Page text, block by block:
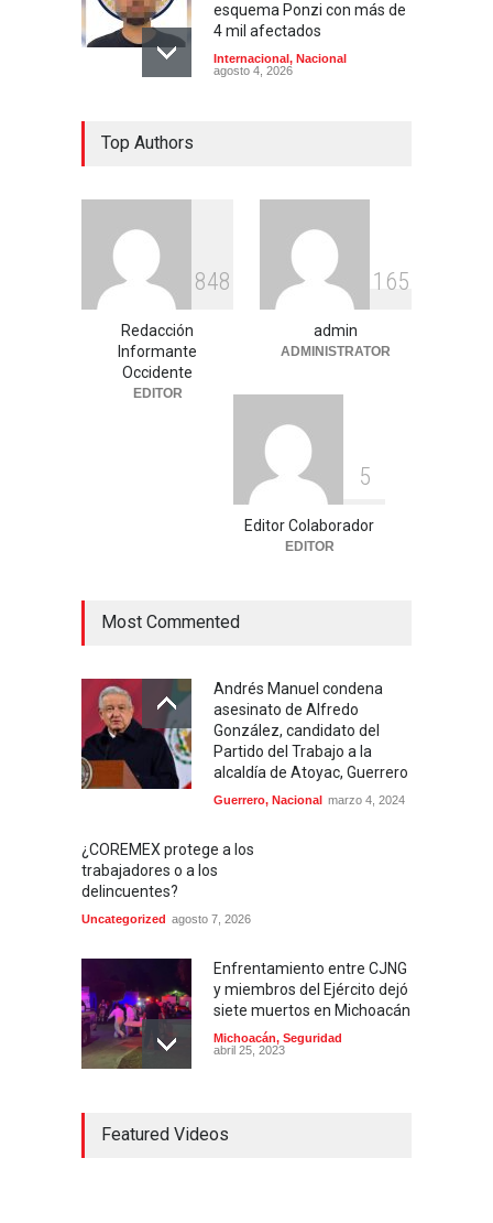
esquema Ponzi con más de
4 mil afectados
Internacional, Nacional
agosto 4, 2026
lugar y horario de la
Justicia
Nacional
agosto 3, 2026
Celia Pulido logra un hito
histórico con 11 preseas y
tres marcas récord en Santo
Top Authors
848
Redacción
Informante
Occidente
EDITOR
1 65
admin
ADMINISTRATOR
5
Editor Colaborador
EDITOR
Most Commented
Andrés Manuel condena
asesinato de Alfredo
González, candidato del
Partido del Trabajo a la
alcaldía de Atoyac, Guerrero
Guerrero, Nacional marzo 4, 2024
¿COREMEX protege a los
trabajadores o a los
delincuentes?
Uncategorized agosto 7, 2026
Enfrentamiento entre CJNG
y miembros del Ejército dejó
siete muertos en Michoacán
Michoacán, Seguridad
abril 25, 2023
contra mujeres
Featured Videos